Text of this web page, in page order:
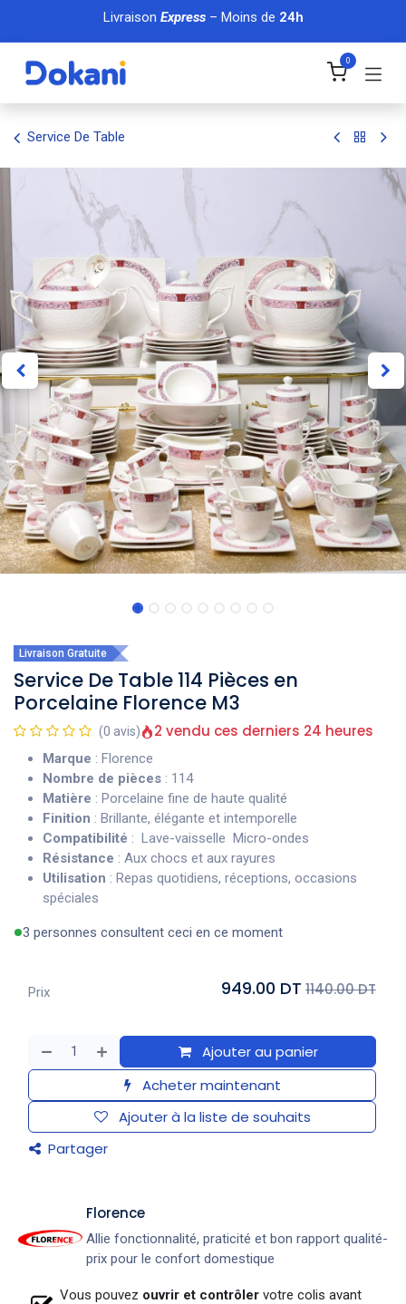
Se rendre au contenu
Livraison Express– Moins de 24h
0
Service De Table
Livraison Gratuite
Service De Table 114 Pièces en
Porcelaine Florence M3
(0 avis) 2 vendu ces derniers 24 heures
Marque : Florence
Nombre de pièces : 114
Matière : Porcelaine fine de haute qualité
Finition : Brillante, élégante et intemporelle
Compatibilité : Lave-vaisselle Micro-ondes
Résistance : Aux chocs et aux rayures
Utilisation : Repas quotidiens, réceptions, occasions
spéciales
3 personnes consultent ceci en ce moment
Ajouter au panier
Acheter maintenant
Ajouter à la liste de souhaits
Partager
Prix 949.00 DT 1140.00 DT
​Florence
Allie fonctionnalité, praticité et bon rapport qualité-
prix pour le confort domestique
Vous pouvez ouvrir et contrôler votre colis avant